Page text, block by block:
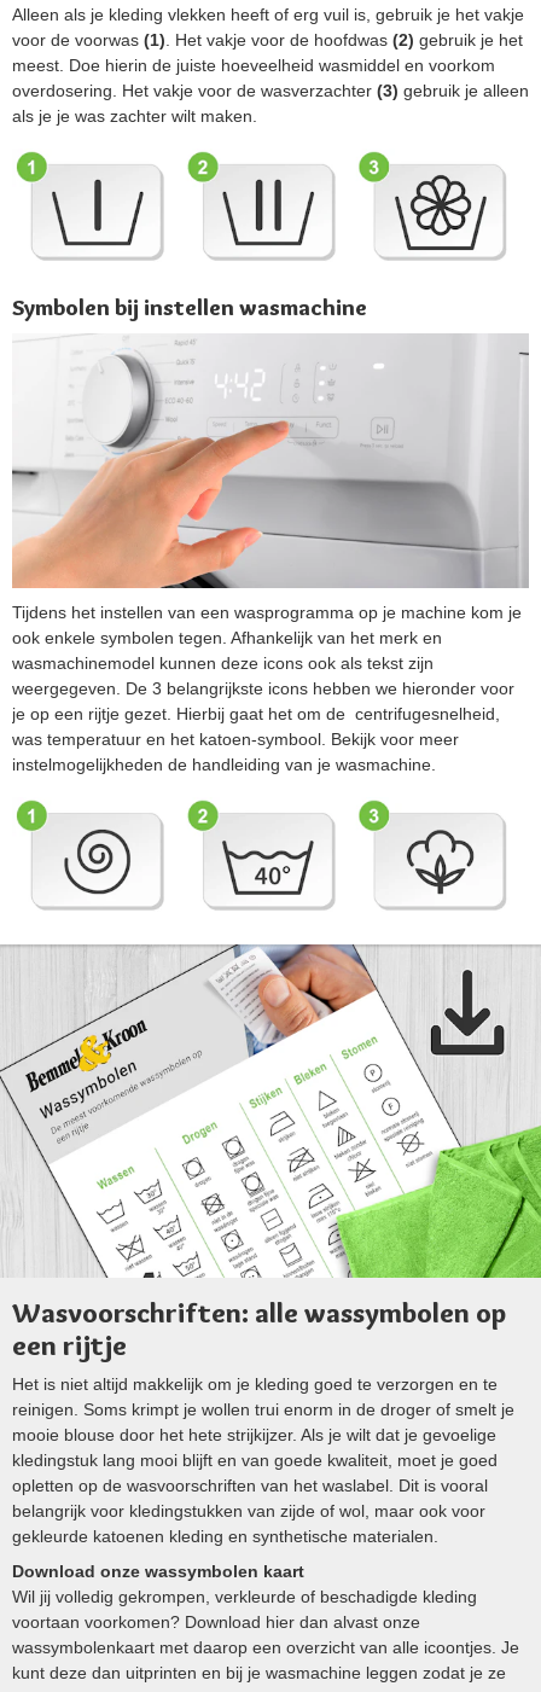
Alleen als je kleding vlekken heeft of erg vuil is, gebruik je het vakje
voor de voorwas (1) . Het vakje voor de hoofdwas (2) gebruik je het
meest. Doe hierin de juiste hoeveelheid wasmiddel en voorkom
overdosering. Het vakje voor de wasverzachter (3) gebruik je alleen
als je je was zachter wilt maken.
Symbolen bij instellen wasmachine
Tijdens het instellen van een wasprogramma op je machine kom je
ook enkele symbolen tegen. Afhankelijk van het merk en
wasmachinemodel kunnen deze icons ook als tekst zijn
weergegeven. De 3 belangrijkste icons hebben we hieronder voor
je op een rijtje gezet. Hierbij gaat het om de centrifugesnelheid,
was temperatuur en het katoen-symbool. Bekijk voor meer
instelmogelijkheden de handleiding van je wasmachine.
Wasvoorschriften: alle wassymbolen op
een rijtje
Het is niet altijd makkelijk om je kleding goed te verzorgen en te
reinigen. Soms krimpt je wollen trui enorm in de droger of smelt je
mooie blouse door het hete strijkijzer. Als je wilt dat je gevoelige
kledingstuk lang mooi blijft en van goede kwaliteit, moet je goed
opletten op de wasvoorschriften van het waslabel. Dit is vooral
belangrijk voor kledingstukken van zijde of wol, maar ook voor
gekleurde katoenen kleding en synthetische materialen.
Download onze wassymbolen kaart
Wil jij volledig gekrompen, verkleurde of beschadigde kleding
voortaan voorkomen? Download hier dan alvast onze
wassymbolenkaart met daarop een overzicht van alle icoontjes. Je
kunt deze dan uitprinten en bij je wasmachine leggen zodat je ze